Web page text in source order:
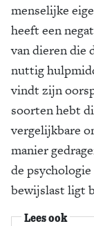
menselijke
heeft een
van dieren die
nuttig
vindt zijn
soorten hebt
vergelijkbare
manier
de
bewijslast ligt
Lees ook